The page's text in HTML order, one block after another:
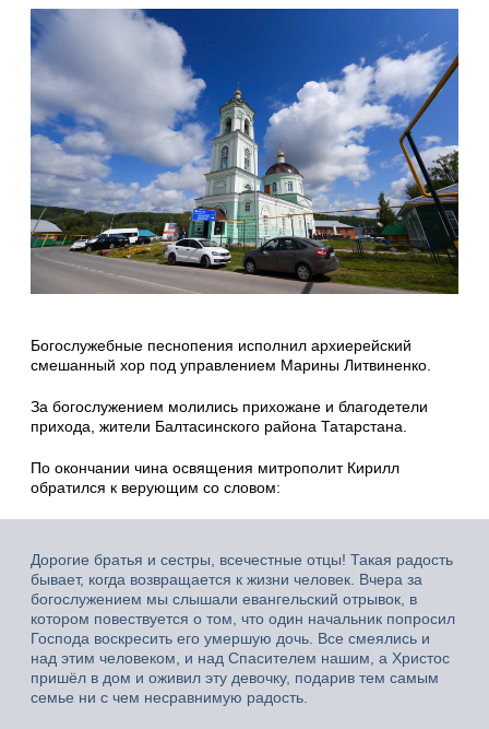
Богослужебные песнопения исполнил архиерейский
смешанный хор под управлением Марины Литвиненко.
За богослужением молились прихожане и благодетели
прихода, жители Балтасинского района Татарстана.
По окончании чина освящения митрополит Кирилл
обратился к верующим со словом:
Дорогие братья и сестры, всечестные отцы! Такая радость
бывает, когда возвращается к жизни человек. Вчера за
богослужением мы слышали евангельский отрывок, в
котором повествуется о том, что один начальник попросил
Господа воскресить его умершую дочь. Все смеялись и
над этим человеком, и над Спасителем нашим, а Христос
пришёл в дом и оживил эту девочку, подарив тем самым
семье ни с чем несравнимую радость.